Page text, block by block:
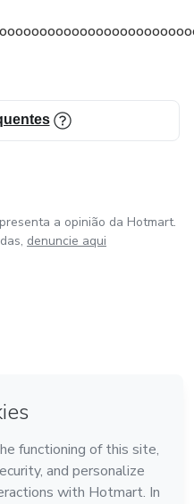
a opinião da Hotmart.
denuncie aqui